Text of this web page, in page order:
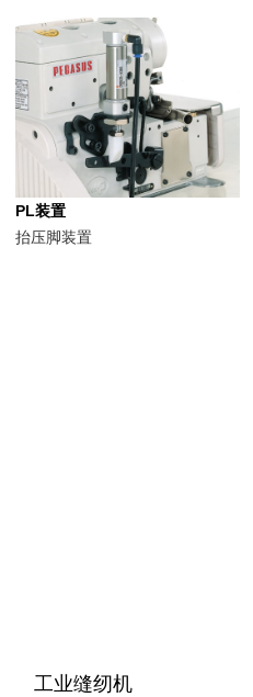
PL装置
抬压脚装置
工业缝纫机